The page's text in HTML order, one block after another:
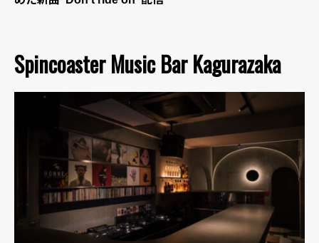
Spincoaster Music Bar Kagurazaka